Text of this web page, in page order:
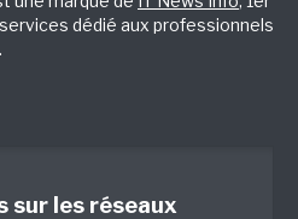
dédié aux professionnels
sur les réseaux